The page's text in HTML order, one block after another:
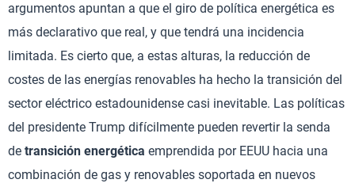
argumentos apuntan a que el giro de política energética es
más declarativo que real, y que tendrá una incidencia
limitada. Es cierto que, a estas alturas, la reducción de
costes de las energías renovables ha hecho la transición del
sector eléctrico estadounidense casi inevitable. Las políticas
del presidente Trump difícilmente pueden revertir la senda
de transición energética emprendida por EEUU hacia una
combinación de gas y renovables soportada en nuevos